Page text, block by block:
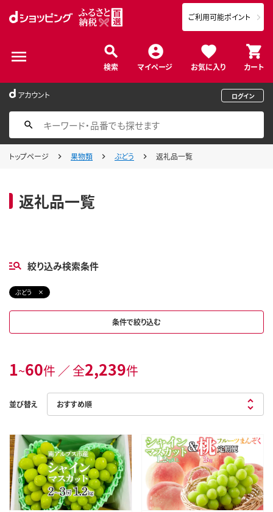
検索 マイページ お気に入り カート
ご利用可能ポイント
アカウント ログイン
トップページ 果物類 ぶどう 返礼品一覧
返礼品一覧
絞り込み検索条件
ぶどう
条件で絞り込む
1~60件 ／ 全2,239件
並び替え